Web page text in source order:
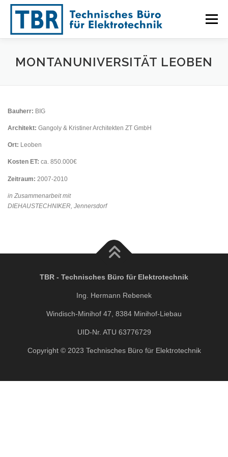
Zum
Menü
HOME LEISTUNGEN REFERENZEN TEAM
MONTANUNIVERSITÄT LEOBEN
Bauherr: BIG
Architekt: Gangoly & Kristiner Architekten ZT GmbH
Ort: Leoben
Kosten ET: ca. 850.000€
Zeitraum: 2007-2010
in Zusammenarbeit mit
DIEHAUSTECHNIKER, Jennersdorf
TBR - Technisches Büro für Elektrotechnik
Ing. Hermann Rebenek
Windisch-Minihof 47, 8384 Minihof-Liebau
UID-Nr. ATU 63776729
Copyright © 2023 Technisches Büro für Elektrotechnik